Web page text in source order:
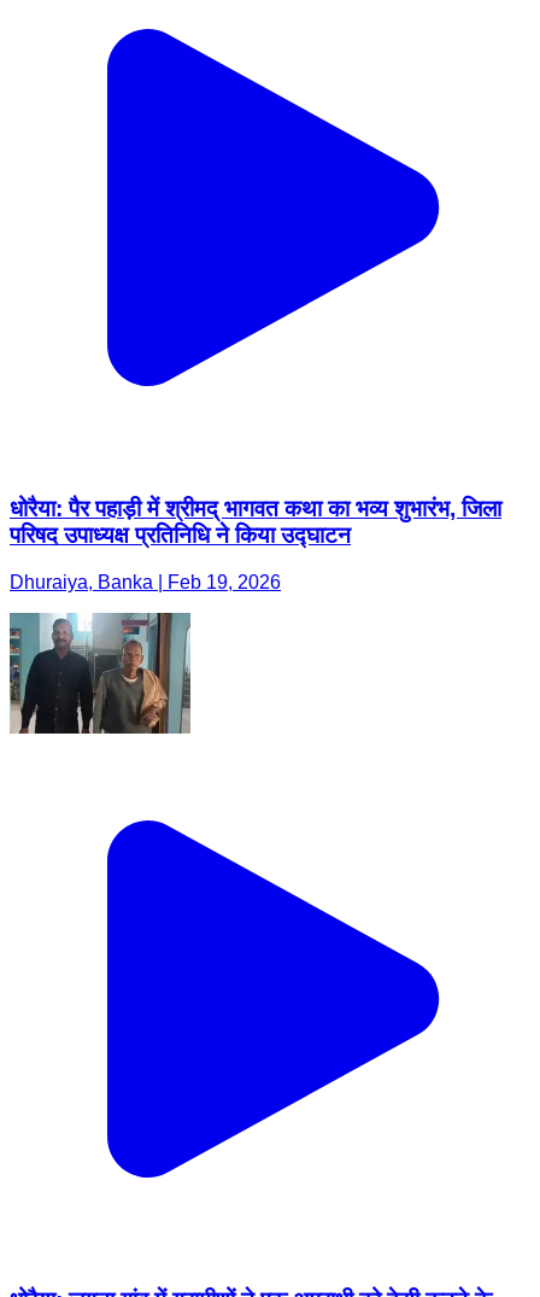
धोरैया: पैर पहाड़ी में श्रीमद् भागवत कथा का भव्य शुभारंभ, जिला
परिषद उपाध्यक्ष प्रतिनिधि ने किया उद्घाटन
Dhuraiya, Banka | Feb 19, 2026